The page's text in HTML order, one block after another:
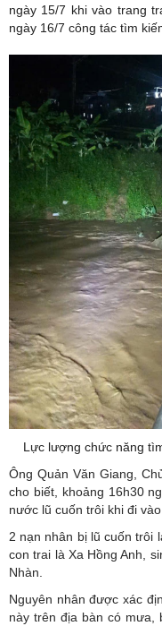
ngày 15/7 khi vào trang
ngày 16/7 công tác tìm
Lực lượng chức năng
Ông Quản Văn Giang,
cho biết, khoảng 16h30
nước lũ cuốn trôi khi đi
2 nạn nhân bị lũ cuốn trôi
con trai là Xa Hồng Anh,
Nhàn.
Nguyên nhân được xác
này trên địa bàn có mưa,